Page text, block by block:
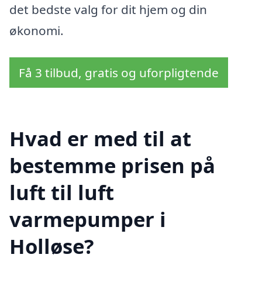
det bedste valg for dit hjem og din
økonomi.
Få 3 tilbud, gratis og uforpligtende
Hvad er med til at
bestemme prisen på
luft til luft
varmepumper i
Holløse?